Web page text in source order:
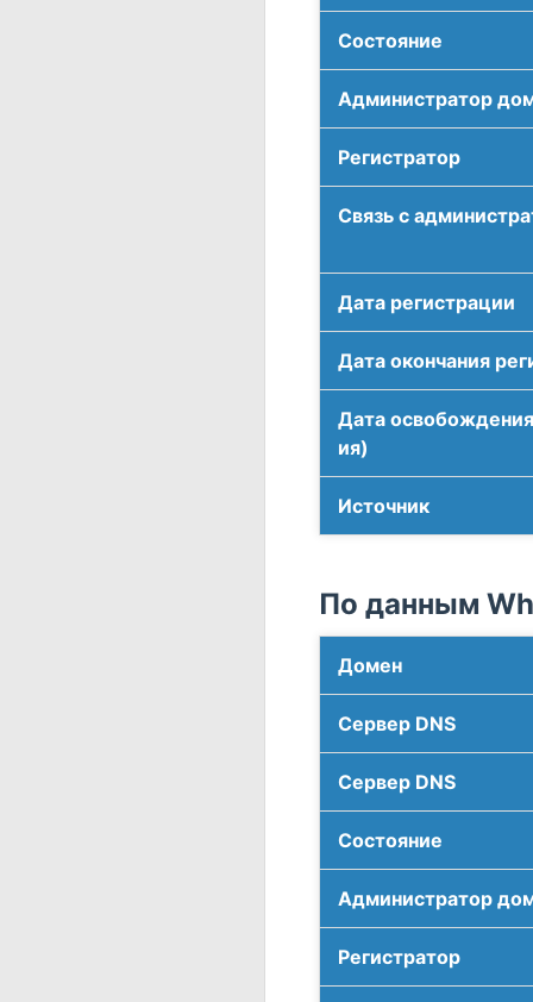
Соcтояние
Администратор
Регистратор
Связь с
Дата регистрации
Дата окончания
Дата
ия)
Источник
По данным
Домен
Сервер DNS
Сервер DNS
Соcтояние
Администратор
Регистратор